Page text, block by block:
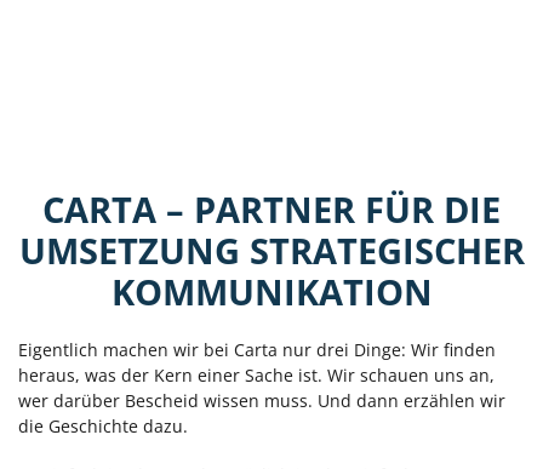
CARTA – PARTNER FÜR DIE
UMSETZUNG STRATEGISCHER
KOMMUNIKATION
Eigentlich machen wir bei Carta nur drei Dinge: Wir finden
heraus, was der Kern einer Sache ist. Wir schauen uns an,
wer darüber Bescheid wissen muss. Und dann erzählen wir
die Geschichte dazu.